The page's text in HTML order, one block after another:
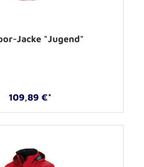
Jacke "Jugend"
109,89 €*